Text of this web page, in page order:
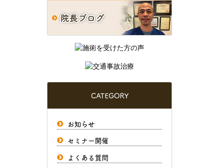
CATEGORY
お知らせ
セミナー開催
よくある質問